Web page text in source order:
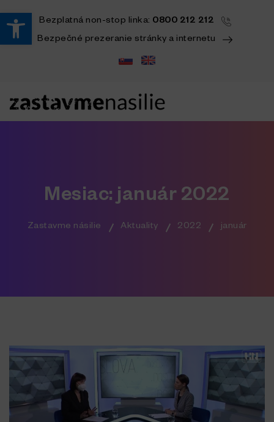
Open toolbar
Bezplatná non-stop linka: 0800 212 212
Bezpečné prezeranie stránky a internetu
Mesiac:január 2022
Zastavme násilie Aktuality 2022 január